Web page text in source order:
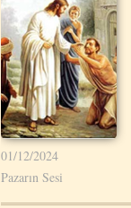
01/12/2024
Pazarın Sesi